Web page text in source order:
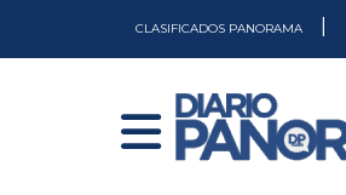
CLASIFICADOS PANORAMA